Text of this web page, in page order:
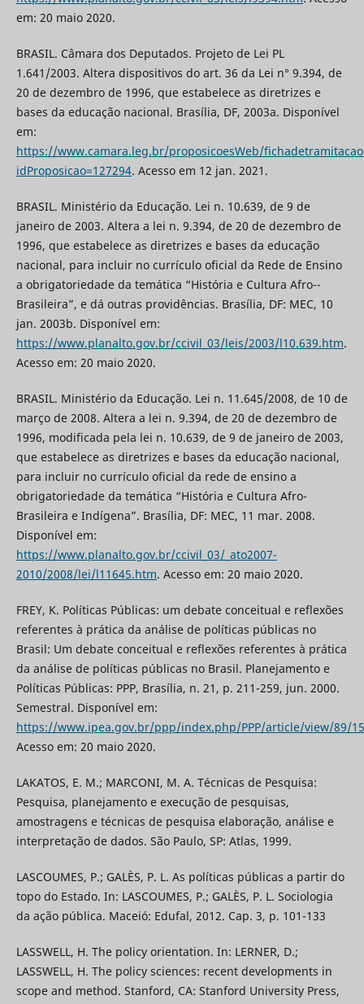
em: 20 maio 2020.
BRASIL. Câmara dos Deputados. Projeto de Lei PL
1.641/2003. Altera dispositivos do art. 36 da Lei n° 9.394, de
20 de dezembro de 1996, que estabelece as diretrizes e
bases da educação nacional. Brasília, DF, 2003a. Disponível
em:
https://www.camara.leg.br/proposicoesWeb/
idProposicao=127294. Acesso em 12 jan. 2021.
BRASIL. Ministério da Educação. Lei n. 10.639, de 9 de
janeiro de 2003. Altera a lei n. 9.394, de 20 de dezembro de
1996, que estabelece as diretrizes e bases da educação
nacional, para incluir no currículo oficial da Rede de Ensino
a obrigatoriedade da temática “História e Cultura Afro--
Brasileira”, e dá outras providências. Brasília, DF: MEC, 10
jan. 2003b. Disponível em:
https://www.planalto.gov.br/ccivil_03/leis/2003/l10.639.htm.
Acesso em: 20 maio 2020.
BRASIL. Ministério da Educação. Lei n. 11.645/2008, de 10 de
março de 2008. Altera a lei n. 9.394, de 20 de dezembro de
1996, modificada pela lei n. 10.639, de 9 de janeiro de 2003,
que estabelece as diretrizes e bases da educação nacional,
para incluir no currículo oficial da rede de ensino a
obrigatoriedade da temática “História e Cultura Afro-
Brasileira e Indígena”. Brasília, DF: MEC, 11 mar. 2008.
Disponível em:
https://www.planalto.gov.br/ccivil_03/_ato2007-
2010/2008/lei/l11645.htm. Acesso em: 20 maio 2020.
FREY, K. Políticas Públicas: um debate conceitual e reflexões
referentes à prática da análise de políticas públicas no
Brasil: Um debate conceitual e reflexões referentes à prática
da análise de políticas públicas no Brasil. Planejamento e
Políticas Públicas: PPP, Brasília, n. 21, p. 211-259, jun. 2000.
Semestral. Disponível em:
https://www.ipea.gov.br/ppp/index.php/PPP/article/view/89/
Acesso em: 20 maio 2020.
LAKATOS, E. M.; MARCONI, M. A. Técnicas de Pesquisa:
Pesquisa, planejamento e execução de pesquisas,
amostragens e técnicas de pesquisa elaboração, análise e
interpretação de dados. São Paulo, SP: Atlas, 1999.
LASCOUMES, P.; GALÈS, P. L. As políticas públicas a partir do
topo do Estado. In: LASCOUMES, P.; GALÈS, P. L. Sociologia
da ação pública. Maceió: Edufal, 2012. Cap. 3, p. 101-133
LASSWELL, H. The policy orientation. In: LERNER, D.;
LASSWELL, H. The policy sciences: recent developments in
scope and method. Stanford, CA: Stanford University Press,